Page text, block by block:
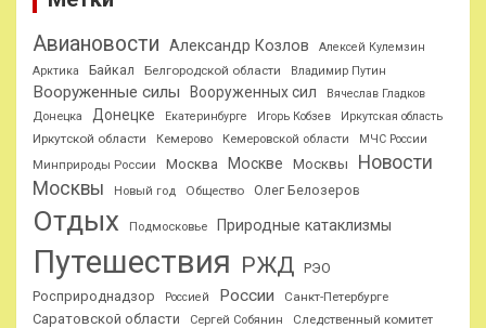
Авиановости Александр Козлов
Алексей Кулемзин
Арктика
Байкал Белгородской области Владимир Путин
Вооруженные силы Вооруженных сил
Вячеслав Гладков
Донецка
Донецке Екатеринбурге Игорь Кобзев Иркутская область
Иркутской области Кемерово Кемеровской области
МЧС России
Минприроды России
Москва Москве Москвы
Новости
Москвы
Новый год Общество Олег Белозеров
Отдых Подмосковье Природные катаклизмы
Путешествия РЖД РЭО
Росприроднадзор
Россией России Санкт-Петербурге
Саратовской области Сергей Собянин Следственный комитет